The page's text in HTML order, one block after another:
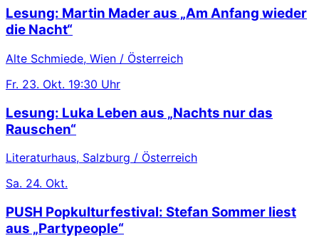
Lesung: Martin Mader aus „Am Anfang wieder
die Nacht“
Alte Schmiede, Wien / Österreich
Fr. 23. Okt. 19:30 Uhr
Lesung: Luka Leben aus „Nachts nur das
Rauschen“
Literaturhaus, Salzburg / Österreich
Sa. 24. Okt.
PUSH Popkulturfestival: Stefan Sommer liest
aus „Partypeople“